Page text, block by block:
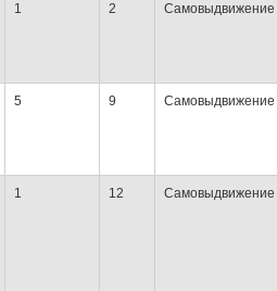
1 2 Самовыдвижение
5 9 Самовыдвижение
1 12 Самовыдвижение